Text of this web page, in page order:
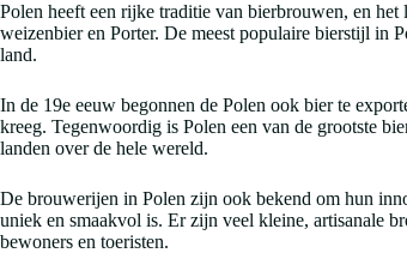
Polen heeft een rijke traditie van bierbrouwen, en
weizenbier en Porter. De meest populaire bierstijl in
land.
In de 19e eeuw begonnen de Polen ook bier te
kreeg. Tegenwoordig is Polen een van de grootste
landen over de hele wereld.
De brouwerijen in Polen zijn ook bekend om hun
uniek en smaakvol is. Er zijn veel kleine, artisanale
bewoners en toeristen.